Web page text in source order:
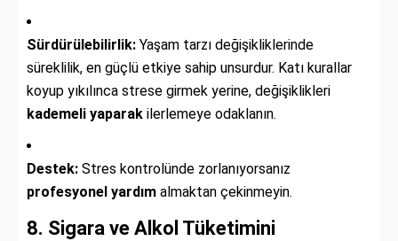
Sürdürülebilirlik: Yaşam tarzı değişikliklerinde
süreklilik, en güçlü etkiye sahip unsurdur. Katı kurallar
koyup yıkılınca strese girmek yerine, değişiklikleri
kademeli yaparak ilerlemeye odaklanın.
Destek: Stres kontrolünde zorlanıyorsanız
profesyonel yardım almaktan çekinmeyin.
8. Sigara ve Alkol Tüketimini